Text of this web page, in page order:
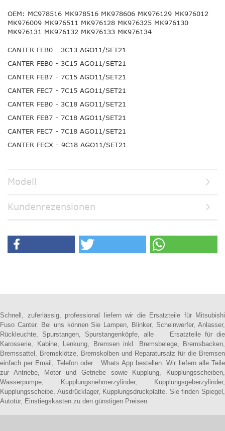
OEM: MC978516 MK978516 MK978606 MK976129 MK976012
MK976009 MK976511 MK976128 MK976325 MK976130
MK976131 MK976132 MK976133 MK976134
CANTER FEB0 - 3C13 AGO11/SET21
CANTER FEB0 - 3C15 AGO11/SET21
CANTER FEB7 - 7C15 AGO11/SET21
CANTER FEC7 - 7C15 AGO11/SET21
CANTER FEB0 - 3C18 AGO11/SET21
CANTER FEB7 - 7C18 AGO11/SET21
CANTER FEC7 - 7C18 AGO11/SET21
CANTER FECX - 9C18 AGO11/SET21
Modell
Kundenrezensionen
Schnell, zuferlässig, professional liefern wir die Ersatzteile für Mitsubishi
Fuso Canter. Bei uns können Sie Lampen, Blinker, Scheinwerfer, Anlasser,
Rückleuchte, Spurstangen, Spurstangenköpfe, alle Ersatzteile für die
Karosserie, Kabine, Lenkung, Bremsen inkl. Bremsbelege, Bremsbacken,
Bremssattel, Bremsklötze, Bremskolben und Reparatursatz für die Bremsen
einfach per Email, Telefon oder Whats App bestellen. Wir liefern alle Teile
zur Antriebe, Motor und Getriebe sowie Kupplung, Kupplungsscheiben,
Wasserpumpe, Kupplungsnehmerzylinder, Kupplungsgeberzylinder,
Kupplungsscheibe, Ausdrücklager, Kupplungsdruckplatte. Sie finden Spiegel,
Autotür, Einstiegskasten zu den günstigen Preisen.